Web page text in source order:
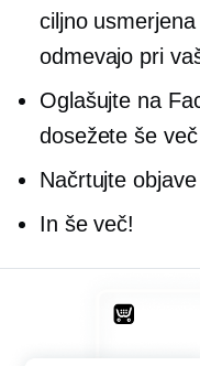
ciljno
odmevajo pri
Oglašujte na
dosežete še
Načrtujte
In še več!